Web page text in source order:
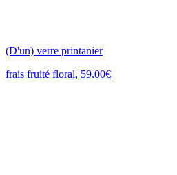
(D'un) verre printanier
frais fruité floral, 59.00€